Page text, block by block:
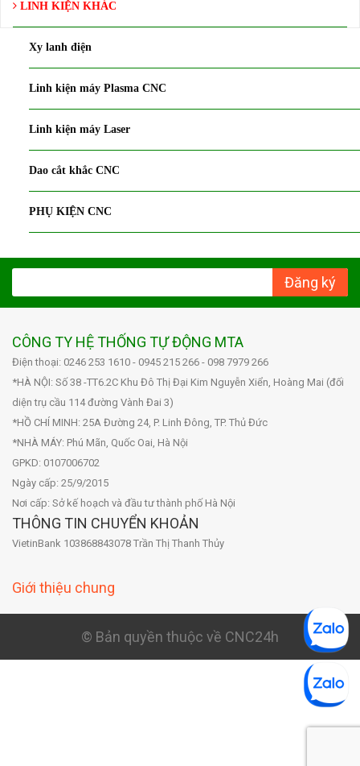
LINH KIỆN KHÁC
Xy lanh điện
Linh kiện máy Plasma CNC
Linh kiện máy Laser
Dao cắt khắc CNC
PHỤ KIỆN CNC
Đăng ký
CÔNG TY HỆ THỐNG TỰ ĐỘNG MTA
Điện thoại: 0246 253 1610 - 0945 215 266 - 098 7979 266
*HÀ NỘI: Số 38 -TT6.2C Khu Đô Thị Đại Kim Nguyễn Xiển, Hoàng Mai (đối
diện trụ cầu 114 đường Vành Đai 3)
*HỒ CHÍ MINH: 25A Đường 24, P. Linh Đông, TP. Thủ Đức
*NHÀ MÁY: Phú Mãn, Quốc Oai, Hà Nội
GPKD: 0107006702
Ngày cấp: 25/9/2015
Nơi cấp: Sở kế hoạch và đầu tư thành phố Hà Nội
THÔNG TIN CHUYỂN KHOẢN
VietinBank 103868843078 Trần Thị Thanh Thủy
Giới thiệu chung
© Bản quyền thuộc về CNC24h